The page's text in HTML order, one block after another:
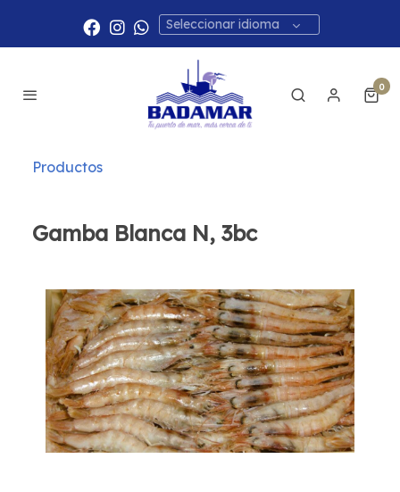
Seleccionar idioma
0
Productos
Gamba Blanca N, 3bc